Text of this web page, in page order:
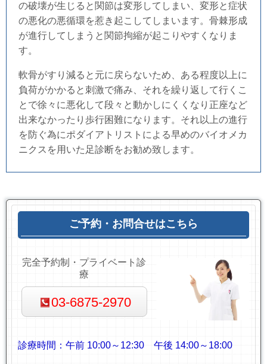
の破壊が生じると関節は変形してしまい、変形と症状
の悪化の悪循環を惹き起こしてしまいます。骨棘形成
が進行してしまうと関節拘縮が起こりやすくなりま
す。
軟骨がすり減ると元に戻らないため、ある程度以上に
負荷がかかると刺激で痛み、それを繰り返して行くこ
とで徐々に悪化して段々と動かしにくくなり正座など
出来なかったり歩行困難になります。それ以上の進行
を防ぐ為にポダイアトリストによる早めのバイオメカ
ニクスを用いた足診断をお勧め致します。
ご予約・お問合せはこちら
完全予約制・プライベート診
療
03-6875-2970
診療時間： 午前 10:00～12:30 午後 14:00～18:00